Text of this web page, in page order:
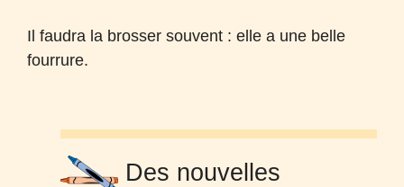
Il faudra la brosser souvent : elle a une belle
fourrure.
Des nouvelles